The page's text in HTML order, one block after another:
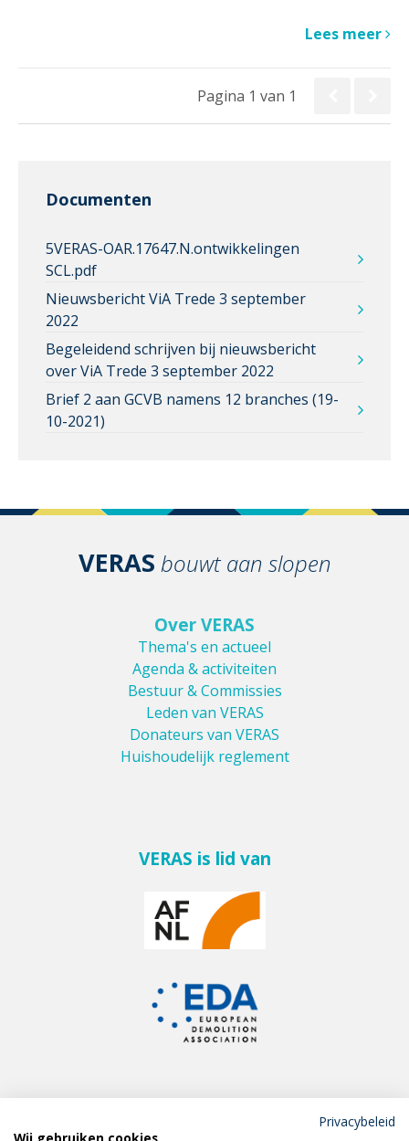
Lees meer
Pagina 1 van 1
Documenten
5VERAS-OAR.17647.N.ontwikkelingen
SCL.pdf
Nieuwsbericht ViA Trede 3 september
2022
Begeleidend schrijven bij nieuwsbericht
over ViA Trede 3 september 2022
Brief 2 aan GCVB namens 12 branches (19-
10-2021)
VERAS bouwt aan slopen
Over VERAS
Thema's en actueel
Agenda & activiteiten
Bestuur & Commissies
Leden van VERAS
Donateurs van VERAS
Huishoudelijk reglement
VERAS is lid van
Privacybeleid